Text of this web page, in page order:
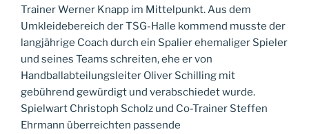
Trainer Werner Knapp im Mittelpunkt. Aus dem
Umkleidebereich der TSG-Halle kommend musste der
langjährige Coach durch ein Spalier ehemaliger Spieler
und seines Teams schreiten, ehe er von
Handballabteilungsleiter Oliver Schilling mit
gebührend gewürdigt und verabschiedet wurde.
Spielwart Christoph Scholz und Co-Trainer Steffen
Ehrmann überreichten passende